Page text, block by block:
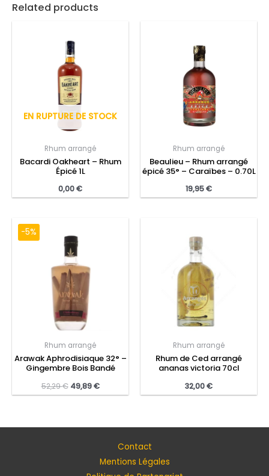
Related products
EN RUPTURE DE STOCK
Rhum arrangé
Bacardi Oakheart – Rhum
Épicé 1L
0,00€
Rhum arrangé
Beaulieu – Rhum arrangé
épicé 35° – Caraïbes – 0.70L
19,95€
-5%
Rhum arrangé
Arawak Aphrodisiaque 32° –
Gingembre Bois Bandé
52,29€ 49,89€
Rhum arrangé
Rhum de Ced arrangé
ananas victoria 70cl
32,00€
Contact
Mentions Légales